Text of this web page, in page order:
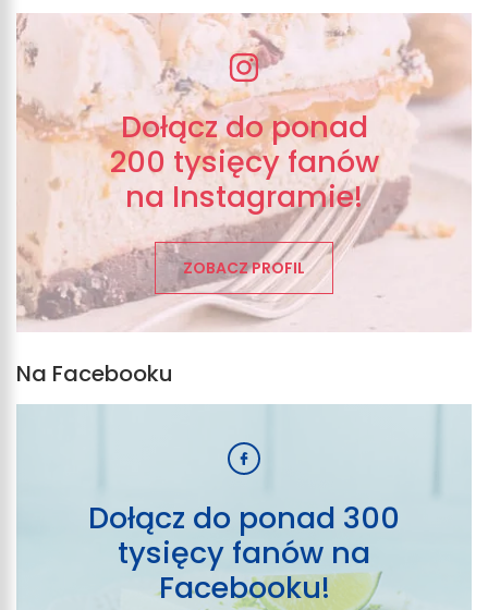
Dołącz do ponad
200 tysięcy fanów
na Instagramie!
ZOBACZ PROFIL
Na Facebooku
Dołącz do ponad 300
tysięcy fanów na
Facebooku!